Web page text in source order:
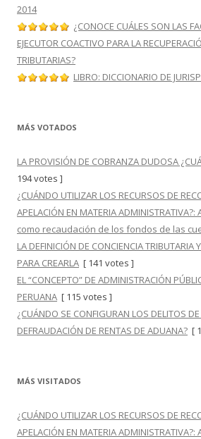
2014
¿CONOCE CUÁLES SON LAS
EJECUTOR COACTIVO PARA LA
TRIBUTARIAS?
LIBRO: DICCIONARIO DE
MÁS VOTADOS
LA PROVISIÓN DE COBRANZA DUDOSA
194 votes ]
¿CUÁNDO UTILIZAR LOS RECURSOS DE
APELACIÓN EN MATERIA
como recaudación de los fondos de las
LA DEFINICIÓN DE CONCIENCIA TRIBUTARIA
PARA CREARLA [ 141 votes ]
EL “CONCEPTO” DE ADMINISTRACIÓN
PERUANA [ 115 votes ]
¿CUÁNDO SE CONFIGURAN LOS DELITOS
DEFRAUDACIÓN DE RENTAS DE ADUANA? [
MÁS VISITADOS
¿CUÁNDO UTILIZAR LOS RECURSOS DE
APELACIÓN EN MATERIA